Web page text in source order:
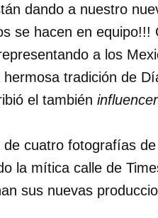
dando a nuestro
se hacen en
a los
tradición de
el también influencer
cuatro fotografías
la mítica calle de
sus nuevas